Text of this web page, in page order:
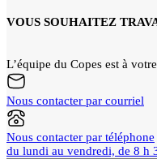
VOUS SOUHAITEZ
L’équipe du Copes est à
Nous contacter par courriel
Nous contacter par téléphone
du lundi au vendredi, de 8 h